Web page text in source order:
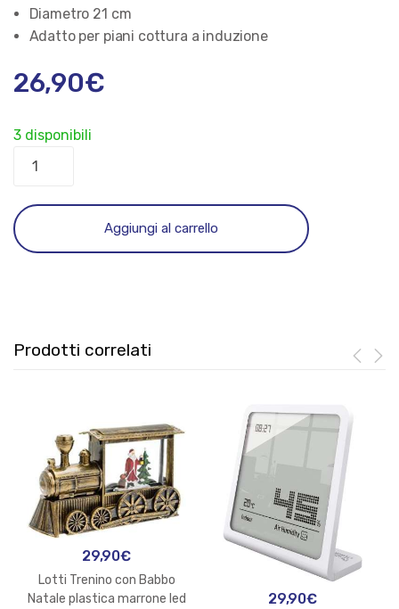
Diametro 21 cm
Adatto per piani cottura a induzione
26,90€
3 disponibili
Adattatore
Trabo
BD21
Acciaio
Aggiungi al carrello
Prodotti correlati
29,90€
Lotti Trenino con Babbo
Natale plastica marrone led
29,90€